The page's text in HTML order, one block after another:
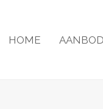
HOME AANBOD